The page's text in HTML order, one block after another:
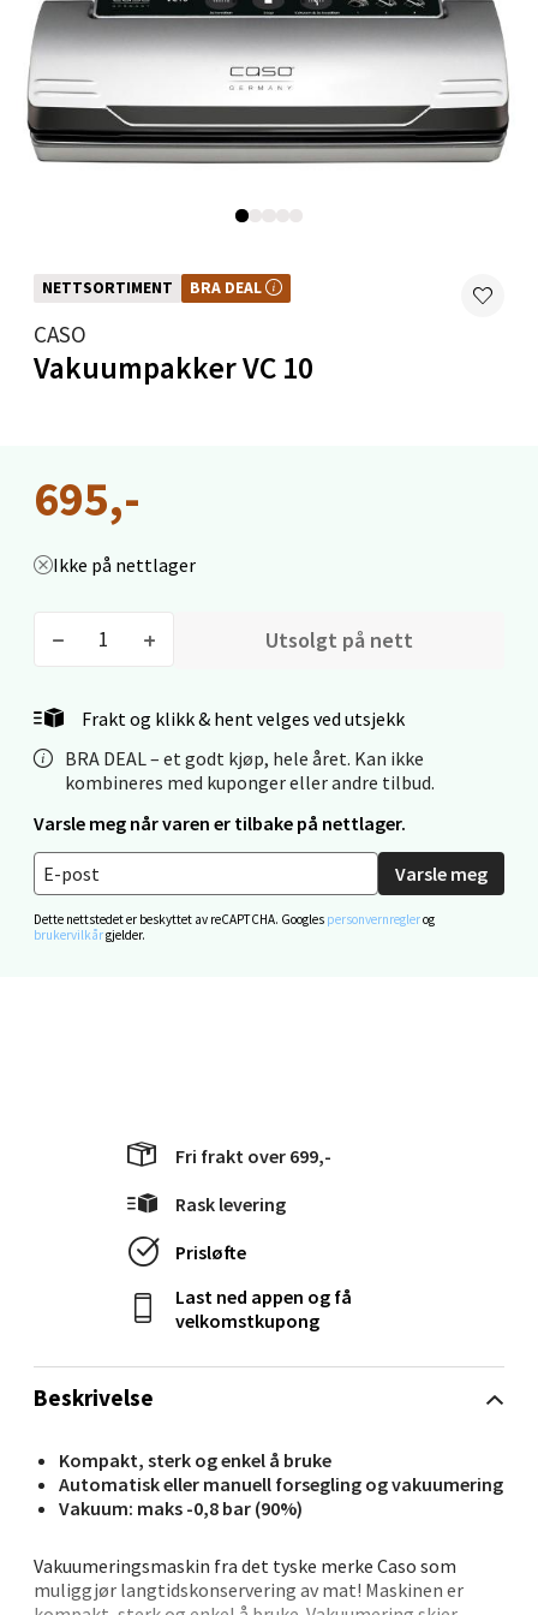
NETTSORTIMENT BRA DEAL
BRA DEAL – et godt kjøp, hele året. Kan ikke kombineres med kuponger eller
CASO
Vakuumpakker VC 10
695,-
Ikke på nettlager
Utsolgt på nett
Frakt og klikk & hent velges ved utsjekk
BRA DEAL – et godt kjøp, hele året. Kan ikke
kombineres med kuponger eller andre tilbud.
Varsle meg når varen er tilbake på nettlager.
Varsle meg
Dette nettstedet er beskyttet av reCAPTCHA. Googles personvernreglerog
brukervilkårgjelder.
Beskrivelse
Kompakt, sterk og enkel å bruke
Automatisk eller manuell forsegling og vakuumering
Vakuum: maks -0,8 bar (90%)
Vakuumeringsmaskin fra det tyske merke Caso som
muliggjør langtidskonservering av mat! Maskinen er
Fri frakt over 699,-
Rask levering
Prisløfte
Last ned appen og få
velkomstkupong
Velg
Levanger - Magneten
Skarvøyveien 55, 4517 Mandal
0 i butikk
Mo i Rana - Thon Senter Mo i Rana
Fridtjof Nansensgate 22, 8622 Mo i Rana
Åpent i dag 09-19
0 i butikk
Åpent i dag 10-20
Molde - Moldetorget
Åpent i dag 10-20
0 i butikk
Velg